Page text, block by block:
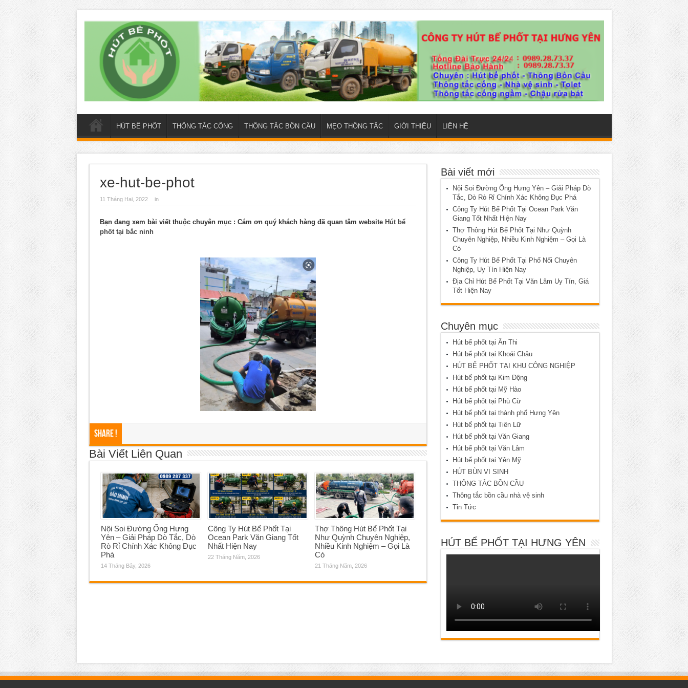
HÚT BỂ PHỐT THÔNG TẮC CỐNG THÔNG TẮC BỒN CẦU MẸO THÔNG TẮC GIỚI THIỆU LIÊN HỆ
xe-hut-be-phot
11 Tháng Hai, 2022 in
Bạn đang xem bài viết thuộc chuyên mục : Cám ơn quý khách hàng đã quan tâm website Hút bể
phốt tại bắc ninh
Share !
Bài Viết Liên Quan
Nội Soi Đường Ống Hưng
Yên – Giải Pháp Dò Tắc, Dò
Rò Rỉ Chính Xác Không Đục
Phá
14 Tháng Bảy, 2026
Công Ty Hút Bể Phốt Tại
Ocean Park Văn Giang Tốt
Nhất Hiện Nay
22 Tháng Năm, 2026
Thợ Thông Hút Bể Phốt Tại
Như Quỳnh Chuyên Nghiệp,
Nhiều Kinh Nghiệm – Gọi Là
Có
21 Tháng Năm, 2026
Bài viết mới
Nội Soi Đường Ống Hưng Yên – Giải Pháp Dò
Tắc, Dò Rò Rỉ Chính Xác Không Đục Phá
Công Ty Hút Bể Phốt Tại Ocean Park Văn
Giang Tốt Nhất Hiện Nay
Thợ Thông Hút Bể Phốt Tại Như Quỳnh
Chuyên Nghiệp, Nhiều Kinh Nghiệm – Gọi Là
Có
Công Ty Hút Bể Phốt Tại Phố Nối Chuyên
Nghiệp, Uy Tín Hiện Nay
Địa Chỉ Hút Bể Phốt Tại Văn Lâm Uy Tín, Giá
Tốt Hiện Nay
Chuyên mục
Hút bể phốt tại Ân Thi
Hút bể phốt tại Khoái Châu
HÚT BỂ PHỐT TẠI KHU CÔNG NGHIỆP
Hút bể phốt tại Kim Động
Hút bể phốt tại Mỹ Hào
Hút bể phốt tại Phù Cừ
Hút bể phốt tại thành phố Hưng Yên
Hút bể phốt tại Tiên Lữ
Hút bể phốt tại Văn Giang
Hút bể phốt tại Văn Lâm
Hút bể phốt tại Yên Mỹ
HÚT BÙN VI SINH
THÔNG TẮC BỒN CẦU
Thông tắc bồn cầu nhà vệ sinh
Tin Tức
HÚT BỂ PHỐT TẠI HƯNG YÊN